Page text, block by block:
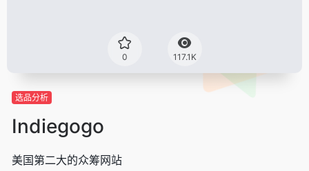
0 117.1K
选品分析
Indiegogo
美国第二大的众筹网站